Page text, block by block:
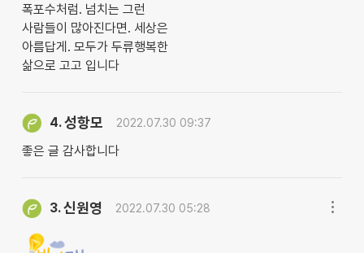
폭포수처럼. 넘치는 그런
사람들이 많아진다면. 세상은
아름답게. 모두가 두류행복한
삶으로 고고 입니다
4.성항모 2022.07.30 09:37
좋은 글 감사합니다
3.신원영 2022.07.30 05:28